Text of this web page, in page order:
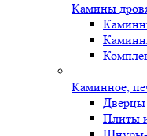
Камины
Каминное,
Дверцы
Плиты